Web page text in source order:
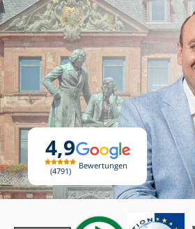
4,9
4791
Bewertungen